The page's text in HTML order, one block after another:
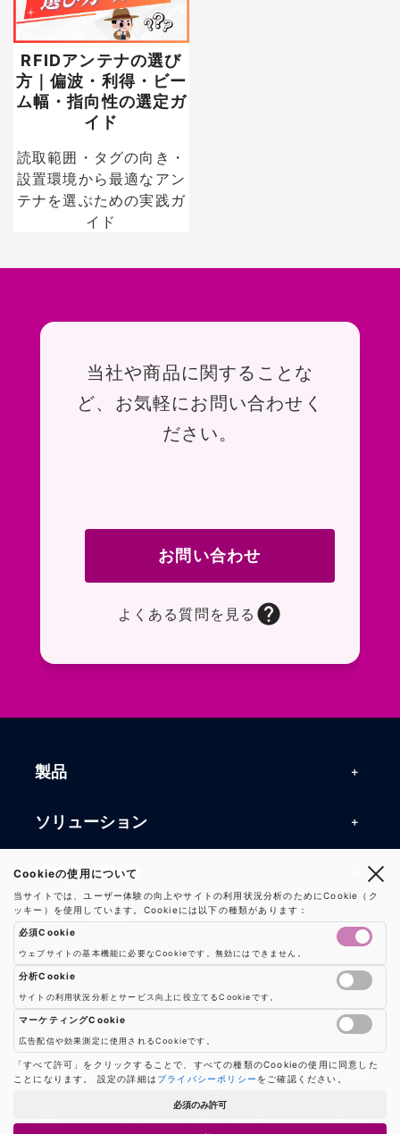
RFIDアンテナの選び
方｜偏波・利得・ビー
ム幅・指向性の選定ガ
イド
読取範囲・タグの向き・
設置環境から最適なアン
テナを選ぶための実践ガ
イド
お問い合わせ
当社や商品に関することな
ど、お気軽にお問い合わせく
ださい。
お問い合わせ
よくある質問を見る
製品
製品一覧
RFIDリーダー
RFIDチップ・モジュール
RFIDアンテナ
RFIDプリンター
RFIDタグ
ソリューション
バーコードスキャナ
ソリューション
RFIDソリューション
RFIDとセンサー
マシンビジョン
防爆製品
RFIDシールド
技術・サポート
技術記事一覧
活用事例
よくある質問
用語集
業界別RFID活用例
保守・メンテナンス
会社・サービス
会社概要
お知らせ
プレスリリース
お問い合わせ
事業内容
事業内容一覧
機器販売
コンサルティング
利用規約 | プライバシーポリシー | ショップ案内 | クッキー設定
© 2026 シェン・ヒーロー株式会社 / Sheng Hero Corporation All Rights
Cookieの使用について
当サイトでは、ユーザー体験の向上やサイトの利用状況分析のためにCookie（ク
ッキー）を使用しています。Cookieには以下の種類があります：
必須Cookie
ウェブサイトの基本機能に必要なCookieです。無効にはできません。
分析Cookie
サイトの利用状況分析とサービス向上に役立てるCookieです。
Google AnalyticsやGoogle Tag Managerなどの分析ツールのCookieを制御しま
マーケティングCookie
広告配信や効果測定に使用されるCookieです。
広告配信や効果測定のためのCookieを制御します
「すべて許可」をクリックすることで、すべての種類のCookieの使用に同意した
ことになります。 設定の詳細は プライバシーポリシー をご確認ください。
必須のみ許可